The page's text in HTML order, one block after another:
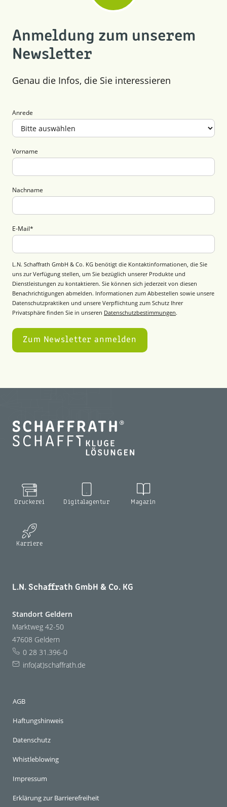
Anmeldung zum unserem
Newsletter
Genau die Infos, die Sie interessieren
Anrede
Vorname
Nachname
E-Mail*
L.N. Schaffrath GmbH & Co. KG benötigt die Kontaktinformationen, die Sie
uns zur Verfügung stellen, um Sie bezüglich unserer Produkte und
Dienstleistungen zu kontaktieren. Sie können sich jederzeit von diesen
Benachrichtigungen abmelden. Informationen zum Abbestellen sowie unsere
Datenschutzpraktiken und unsere Verpflichtung zum Schutz Ihrer
Privatsphäre finden Sie in unseren Datenschutzbestimmungen.
Druckerei Digitalagentur Magazin
Karriere
L.N. Schaffrath GmbH & Co. KG
Standort Geldern
Marktweg 42-50
47608 Geldern
0 28 31.396-0
info(at)schaffrath.de
AGB
Haftungshinweis
Datenschutz
Whistleblowing
Impressum
Erklärung zur Barrierefreiheit